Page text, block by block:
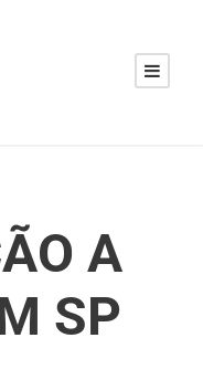
A
SP